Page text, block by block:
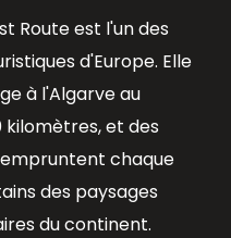
Route est l'un des
d'Europe. Elle
à l'Algarve au
kilomètres, et des
chaque
des paysages
du continent.